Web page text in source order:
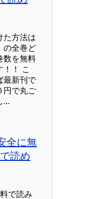
た方法は
の全巻ど
数を無料
！！ こ
最新刊で
円で丸ご
...
全に無
読め
で読み